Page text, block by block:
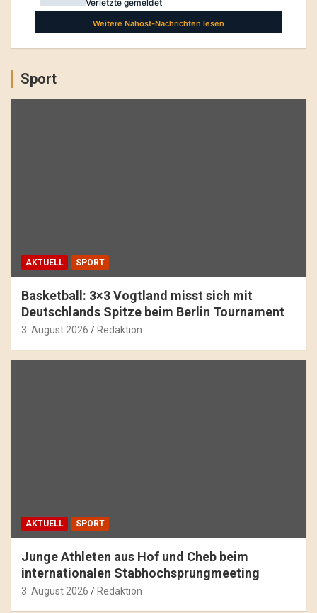
Sport
AKTUELL SPORT
Basketball: 3×3 Vogtland misst sich mit
Deutschlands Spitze beim Berlin Tournament
3. August 2026 Redaktion
AKTUELL SPORT
Junge Athleten aus Hof und Cheb beim
internationalen Stabhochsprungmeeting
3. August 2026 Redaktion